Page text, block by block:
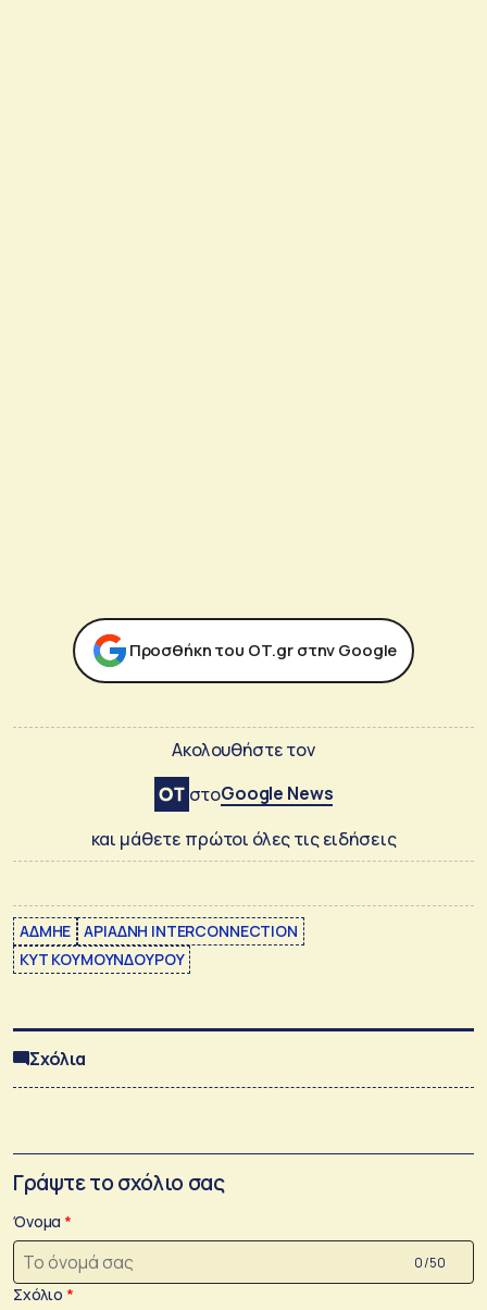
Προσθήκη του ΟΤ.gr στην Google
Ακολουθήστε τον
στοGoogle News
και μάθετε πρώτοι όλες τις ειδήσεις
ΑΔΜΗΕ
ΑΡΙΑΔΝΗ INTERCONNECTION
ΚΥΤ ΚΟΥΜΟΥΝΔΟΥΡΟΥ
Σχόλια
Γράψτε το σχόλιο σας
Όνομα
0 /50
Σχόλιο